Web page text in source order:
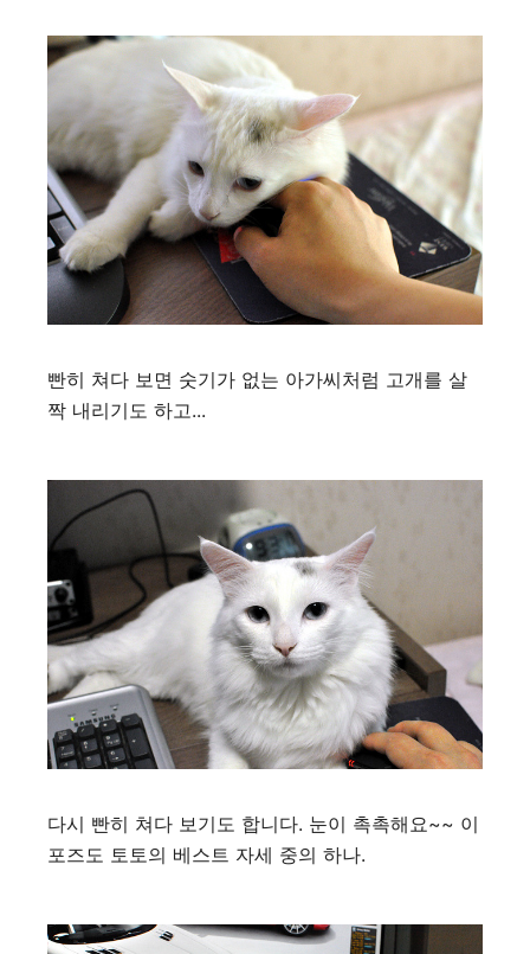
빤히 쳐다 보면 숫기가 없는 아가씨처럼 고개를 살
짝 내리기도 하고...
다시 빤히 쳐다 보기도 합니다. 눈이 촉촉해요~~ 이
포즈도 토토의 베스트 자세 중의 하나.